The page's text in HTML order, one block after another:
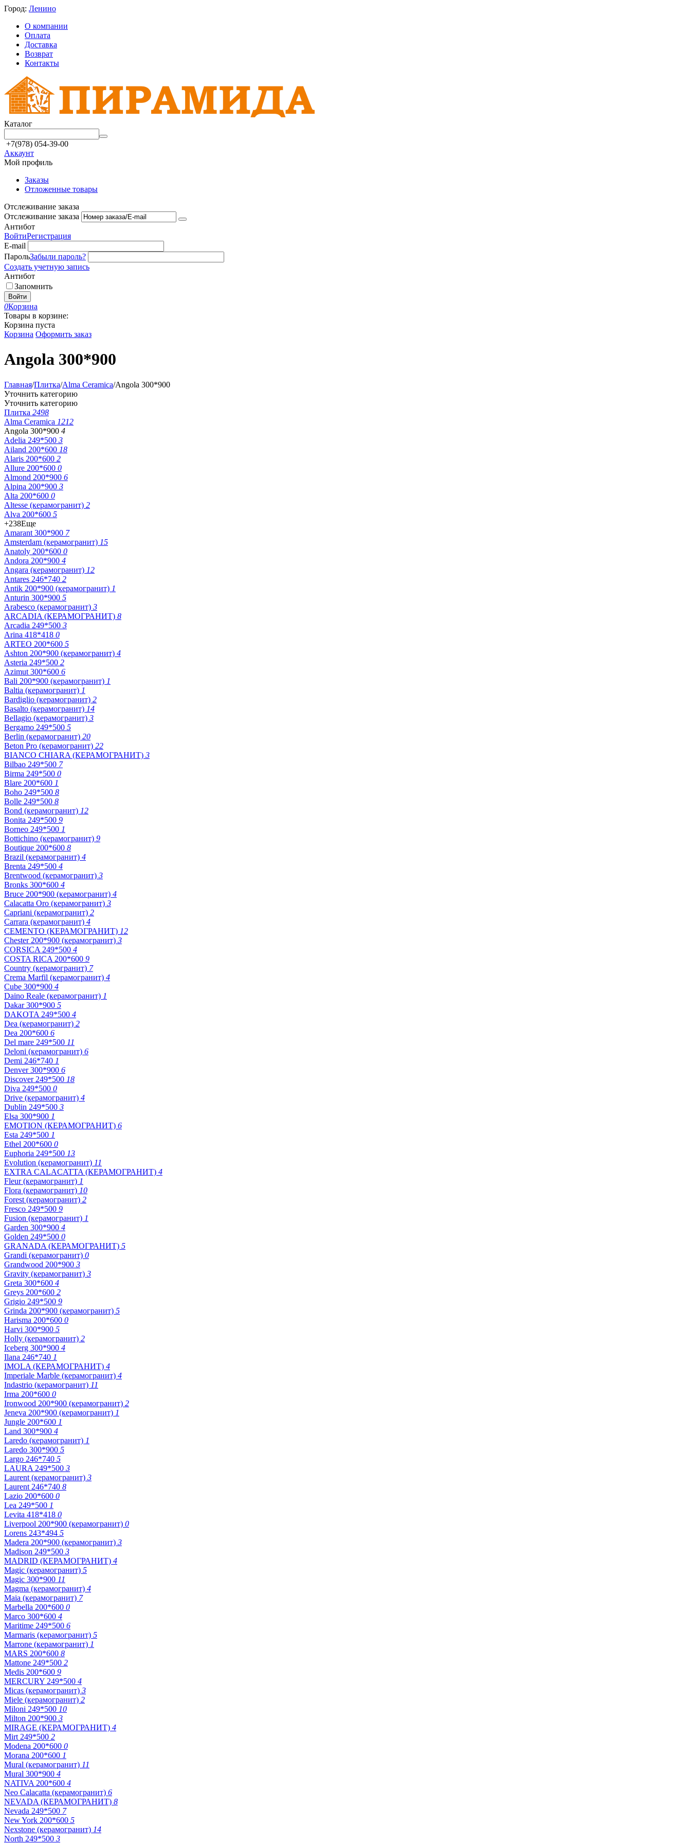
Город: Ленино
О компании
Оплата
Доставка
Возврат
Контакты
Каталог
+7(978) 054-39-00
Аккаунт
Мой профиль
Заказы
Отложенные товары
Отслеживание заказа
Отслеживание заказа
Антибот
ВойтиРегистрация
E-mail
ПарольЗабыли пароль?
Создать учетную запись
Антибот
Запомнить
Войти
0Корзина
Товары в корзине:
Корзина пуста
Корзина Оформить заказ
Angola 300*900
Главная/Плитка/Alma Ceramica/Angola 300*900
Уточнить категорию
Уточнить категорию
Плитка 2498
Alma Ceramica 1212
Angola 300*900 4
Adelia 249*500 3
Ailand 200*600 18
Alaris 200*600 2
Allure 200*600 0
Almond 200*900 6
Alpina 200*900 3
Alta 200*600 0
Altesse (керамогранит) 2
Alva 200*600 5
+238Еще
Amarant 300*900 7
Amsterdam (керамогранит) 15
Anatoly 200*600 0
Andora 200*900 4
Angara (керамогранит) 12
Antares 246*740 2
Antik 200*900 (керамогранит) 1
Anturin 300*900 5
Arabesco (керамогранит) 3
ARCADIA (КЕРАМОГРАНИТ) 8
Arcadia 249*500 3
Arina 418*418 0
ARTEO 200*600 5
Ashton 200*900 (керамогранит) 4
Asteria 249*500 2
Azimut 300*600 6
Bali 200*900 (керамогранит) 1
Baltia (керамогранит) 1
Bardiglio (керамогранит) 2
Basalto (керамогранит) 14
Bellagio (керамогранит) 3
Bergamo 249*500 5
Berlin (керамогранит) 20
Beton Pro (керамогранит) 22
BIANCO CHIARA (КЕРАМОГРАНИТ) 3
Bilbao 249*500 7
Birma 249*500 0
Blare 200*600 1
Boho 249*500 8
Bolle 249*500 8
Bond (керамогранит) 12
Bonita 249*500 9
Borneo 249*500 1
Bottichino (керамогранит) 9
Boutique 200*600 8
Brazil (керамогранит) 4
Brenta 249*500 4
Brentwood (керамогранит) 3
Bronks 300*600 4
Bruce 200*900 (керамогранит) 4
Calacatta Oro (керамогранит) 3
Capriani (керамогранит) 2
Carrara (керамогранит) 4
CEMENTO (КЕРАМОГРАНИТ) 12
Chester 200*900 (керамогранит) 3
CORSICA 249*500 4
COSTA RICA 200*600 9
Country (керамогранит) 7
Crema Marfil (керамогранит) 4
Cube 300*900 4
Daino Reale (керамогранит) 1
Dakar 300*900 5
DAKOTA 249*500 4
Dea (керамогранит) 2
Dea 200*600 6
Del mare 249*500 11
Deloni (керамогранит) 6
Demi 246*740 1
Denver 300*900 6
Discover 249*500 18
Diva 249*500 0
Drive (керамогранит) 4
Dublin 249*500 3
Elsa 300*900 1
EMOTION (КЕРАМОГРАНИТ) 6
Esta 249*500 1
Ethel 200*600 0
Euphoria 249*500 13
Evolution (керамогранит) 11
EXTRA CALACATTA (КЕРАМОГРАНИТ) 4
Fleur (керамогранит) 1
Flora (керамогранит) 10
Forest (керамогранит) 2
Fresco 249*500 9
Fusion (керамогранит) 1
Garden 300*900 4
Golden 249*500 0
GRANADA (КЕРАМОГРАНИТ) 5
Grandi (керамогранит) 0
Grandwood 200*900 3
Gravity (керамогранит) 3
Greta 300*600 4
Greys 200*600 2
Grigio 249*500 9
Grinda 200*900 (керамогранит) 5
Harisma 200*600 0
Harvi 300*900 5
Holly (керамогранит) 2
Iceberg 300*900 4
Ilana 246*740 1
IMOLA (КЕРАМОГРАНИТ) 4
Imperiale Marble (керамогранит) 4
Indastrio (керамогранит) 11
Irma 200*600 0
Ironwood 200*900 (керамогранит) 2
Jeneva 200*900 (керамогранит) 1
Jungle 200*600 1
Land 300*900 4
Laredo (керамогранит) 1
Laredo 300*900 5
Largo 246*740 5
LAURA 249*500 3
Laurent (керамогранит) 3
Laurent 246*740 8
Lazio 200*600 0
Lea 249*500 1
Levita 418*418 0
Liverpool 200*900 (керамогранит) 0
Lorens 243*494 5
Madera 200*900 (керамогранит) 3
Madison 249*500 3
MADRID (КЕРАМОГРАНИТ) 4
Magic (керамогранит) 5
Magic 300*900 11
Magma (керамогранит) 4
Maia (керамогранит) 7
Marbella 200*600 0
Marco 300*600 4
Maritime 249*500 6
Marmaris (керамогранит) 5
Marrone (керамогранит) 1
MARS 200*600 8
Mattone 249*500 2
Medis 200*600 9
MERCURY 249*500 4
Micas (керамогранит) 3
Miele (керамогранит) 2
Miloni 249*500 10
Milton 200*900 3
MIRAGE (КЕРАМОГРАНИТ) 4
Mirt 249*500 2
Modena 200*600 0
Morana 200*600 1
Mural (керамогранит) 11
Mural 300*900 4
NATIVA 200*600 4
Neo Calacatta (керамогранит) 6
NEVADA (КЕРАМОГРАНИТ) 8
Nevada 249*500 7
New York 200*600 5
Nexstone (керамогранит) 14
North 249*500 3